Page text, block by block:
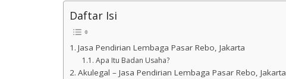
Daftar Isi
Jasa Pendirian Lembaga Pasar Rebo, Jakarta
Apa Itu Badan Usaha?
Akulegal – Jasa Pendirian Lembaga Pasar Rebo, Jakarta